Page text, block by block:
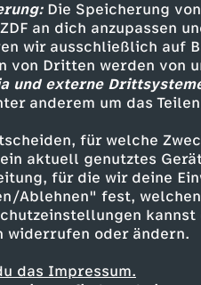
Die Speicherung
an dich anzupassen
wir ausschließlich auf
von Dritten werden von
und externe
anderem um das
für welche
aktuell genutztes
für die wir deine
Ablehnen" fest,
widerrufen oder ändern.
das Impressum.
Inhalte
Magazin